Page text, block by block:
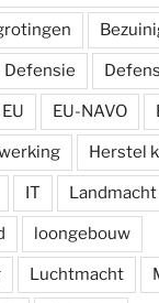
Defensie
EU EU-NAVO
Herstel
IT Landmacht
loongebouw
Luchtmacht